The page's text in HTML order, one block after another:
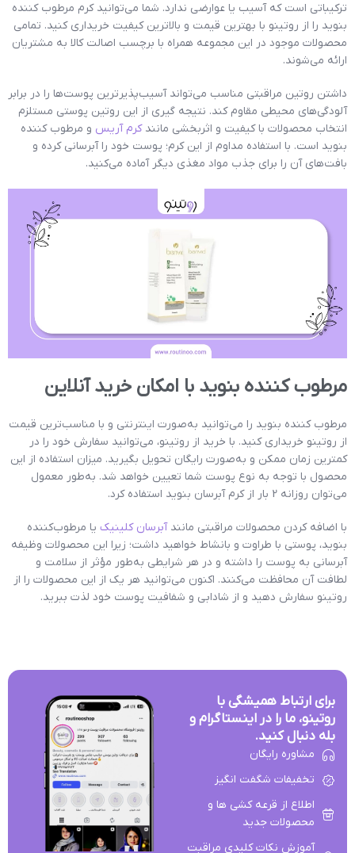
ترکیباتی است که آسیب یا عوارضی ندارد. شما می‌توانید کرم مرطوب کننده
بنوید را از روتینو با بهترین قیمت و بالاترین کیفیت خریداری کنید. تمامی
محصولات موجود در این مجموعه همراه با برچسب اصالت کالا به مشتریان
ارائه می‌شوند.
داشتن روتین مراقبتی مناسب می‌تواند آسیب‌‌پذیرترین پوست‌ها را در برابر
آلودگی‌های محیطی مقاوم کند. نتیجه گیری از این روتین پوستی مستلزم
انتخاب محصولات با کیفیت و اثربخشی مانندکرم آریس و مرطوب کننده
بنوید است. با استفاده مداوم از این کرم؛ پوست خود را آبرسانی کرده و
بافت‌های آن را برای جذب مواد مغذی دیگر آماده می‌کنید.
مرطوب کننده بنوید با امکان خرید آنلاین
مرطوب کننده بنوید را می‌توانید به‌صورت اینترنتی و با مناسب‌ترین قیمت
از روتینو خریداری کنید. با خرید از روتینو، می‌توانید سفارش خود را در
کمترین زمان ممکن و به‌صورت رایگان تحویل بگیرید. میزان استفاده از این
محصول با توجه به نوع پوست شما تعیین خواهد شد. به‌طور معمول
می‌توان روزانه 2 بار از کرم آبرسان بنوید استفاده کرد.
با اضافه کردن محصولات مراقبتی مانندآبرسان کلینیک یا مرطوب‌کننده
بنوید، پوستی با طراوت و با‌نشاط خواهید داشت؛ زیرا این محصولات وظیفه
آبرسانی به پوست را داشته و در هر شرایطی به‌طور مؤثر از سلامت و
لطافت آن محافظت می‌کنند. اکنون می‌توانید هر یک از این محصولات را از
روتینو سفارش دهید و از شادابی و شفافیت پوست خود لذت ببرید.
برای ارتباط همیشگی با
روتینو، ما را در اینستاگرام و
بله دنبال کنید.
مشاوره رایگان
تخفیفات شگفت انگیز
اطلاع از قرعه کشی ها و
محصولات جدید
آموزش نکات کلیدی مراقبت